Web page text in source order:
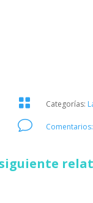
 Categorías:
v